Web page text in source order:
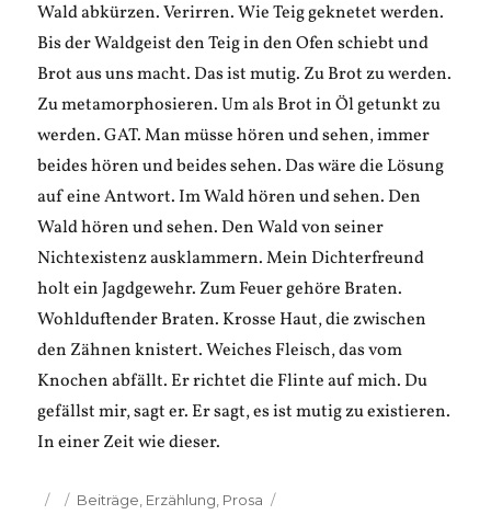
Wald abkürzen. Verirren. Wie Teig geknetet werden.
Bis der Waldgeist den Teig in den Ofen schiebt und
Brot aus uns macht. Das ist mutig. Zu Brot zu werden.
Zu metamorphosieren. Um als Brot in Öl getunkt zu
werden. GAT. Man müsse hören und sehen, immer
beides hören und beides sehen. Das wäre die Lösung
auf eine Antwort. Im Wald hören und sehen. Den
Wald hören und sehen. Den Wald von seiner
Nichtexistenz ausklammern. Mein Dichterfreund
holt ein Jagdgewehr. Zum Feuer gehöre Braten.
Wohlduftender Braten. Krosse Haut, die zwischen
den Zähnen knistert. Weiches Fleisch, das vom
Knochen abfällt. Er richtet die Flinte auf mich. Du
gefällst mir, sagt er. Er sagt, es ist mutig zu existieren.
In einer Zeit wie dieser.
Veröffentlicht
Kategorien
Beiträge Erzählung Prosa